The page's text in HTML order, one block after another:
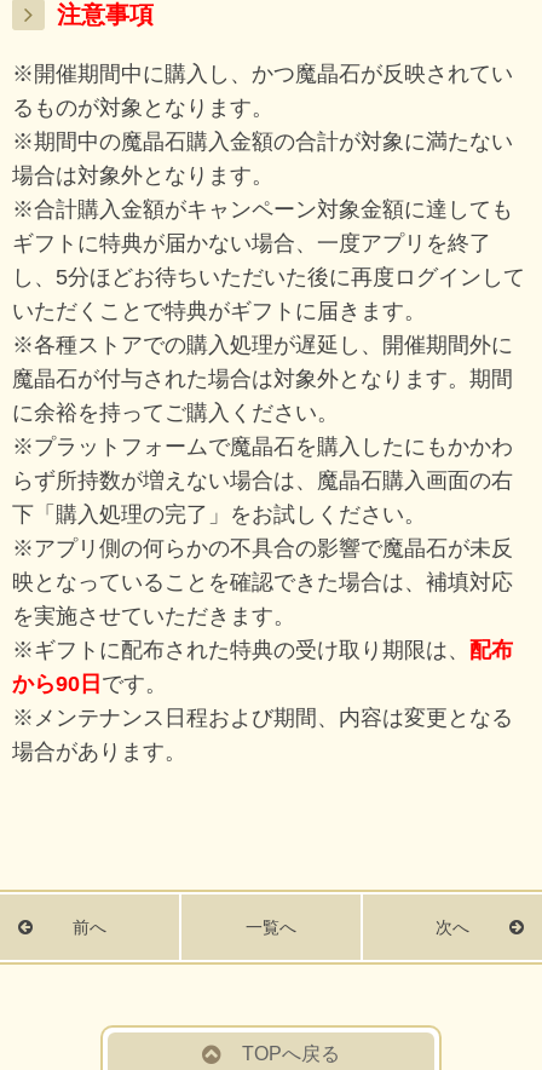
注意事項
※開催期間中に購入し、かつ魔晶石が反映されてい
るものが対象となります。
※期間中の魔晶石購入金額の合計が対象に満たない
場合は対象外となります。
※合計購入金額がキャンペーン対象金額に達しても
ギフトに特典が届かない場合、一度アプリを終了
し、5分ほどお待ちいただいた後に再度ログインして
いただくことで特典がギフトに届きます。
※各種ストアでの購入処理が遅延し、開催期間外に
魔晶石が付与された場合は対象外となります。期間
に余裕を持ってご購入ください。
※プラットフォームで魔晶石を購入したにもかかわ
らず所持数が増えない場合は、魔晶石購入画面の右
下「購入処理の完了」をお試しください。
※アプリ側の何らかの不具合の影響で魔晶石が未反
映となっていることを確認できた場合は、補填対応
を実施させていただきます。
※ギフトに配布された特典の受け取り期限は、 配布
から90日 です。
※メンテナンス日程および期間、内容は変更となる
場合があります。
前へ 一覧へ 次へ
TOPへ戻る